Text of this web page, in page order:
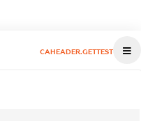
CAHEADER.GETTEST